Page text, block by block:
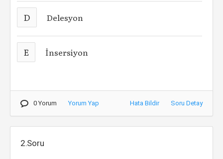
D Delesyon
E İnsersiyon
0 Yorum Yorum Yap Hata Bildir Soru Detay
2.Soru